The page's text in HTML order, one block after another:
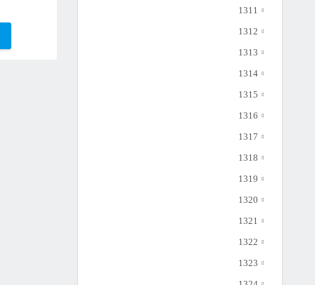
1311
1312
1313
1314
1315
1316
1317
1318
1319
1320
1321
1322
1323